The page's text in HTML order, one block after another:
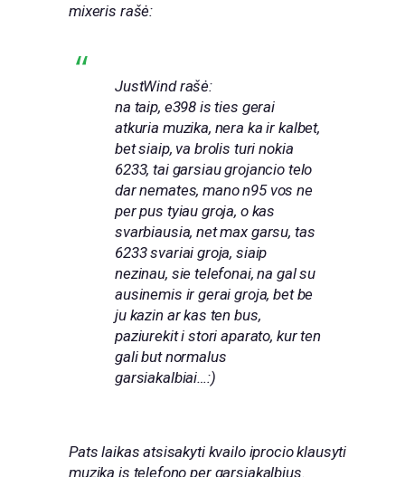
mixeris rašė:
JustWind rašė:
na taip, e398 is ties gerai
atkuria muzika, nera ka ir kalbet,
bet siaip, va brolis turi nokia
6233, tai garsiau grojancio telo
dar nemates, mano n95 vos ne
per pus tyiau groja, o kas
svarbiausia, net max garsu, tas
6233 svariai groja, siaip
nezinau, sie telefonai, na gal su
ausinemis ir gerai groja, bet be
ju kazin ar kas ten bus,
paziurekit i stori aparato, kur ten
gali but normalus
garsiakalbiai…:)
Pats laikas atsisakyti kvailo iprocio klausyti
muzika is telefono per garsiakalbius.